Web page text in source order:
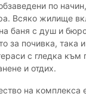
по
Всяко жилище
баня с душ и
за почивка, така
с гледка към
и отдих.
на комплекса